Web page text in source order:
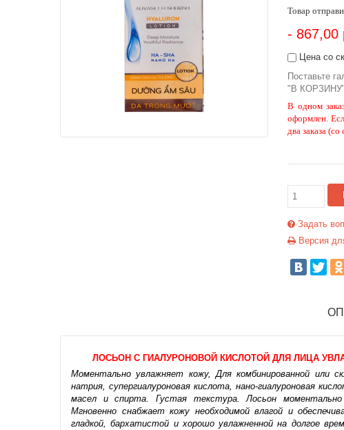
Товар
- 867,00
Цена со
Поставьте
"В
В одном
оформлен.
два заказа
Задать
Версия
ЛОСЬОН С ГИАЛУРОНОВОЙ КИСЛОТОЙ ДЛЯ ЛИЦА
Моментально увлажняет кожу, Для комбинированной или
натрия, супергиалуроновая кислота, нано-гиалуроновая
масел и спирта. Густая текстура. Лосьон
Мгновенно снабжает кожу необходимой влагой и
гладкой, бархатистой и хорошо увлажненной на долгое